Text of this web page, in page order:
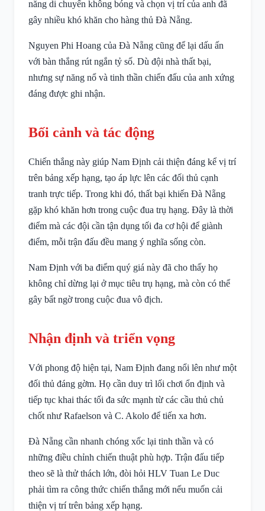
năng di chuyển không bóng và chọn vị trí của anh đã
gây nhiều khó khăn cho hàng thủ Đà Nẵng.
Nguyen Phi Hoang của Đà Nẵng cũng để lại dấu ấn
với bàn thắng rút ngắn tỷ số. Dù đội nhà thất bại,
nhưng sự năng nổ và tinh thần chiến đấu của anh xứng
đáng được ghi nhận.
Bối cảnh và tác động
Chiến thắng này giúp Nam Định cải thiện đáng kể vị trí
trên bảng xếp hạng, tạo áp lực lên các đối thủ cạnh
tranh trực tiếp. Trong khi đó, thất bại khiến Đà Nẵng
gặp khó khăn hơn trong cuộc đua trụ hạng. Đây là thời
điểm mà các đội cần tận dụng tối đa cơ hội để giành
điểm, mỗi trận đấu đều mang ý nghĩa sống còn.
Nam Định với ba điểm quý giá này đã cho thấy họ
không chỉ dừng lại ở mục tiêu trụ hạng, mà còn có thể
gây bất ngờ trong cuộc đua vô địch.
Nhận định và triển vọng
Với phong độ hiện tại, Nam Định đang nổi lên như một
đối thủ đáng gờm. Họ cần duy trì lối chơi ổn định và
tiếp tục khai thác tối đa sức mạnh từ các cầu thủ chủ
chốt như Rafaelson và C. Akolo để tiến xa hơn.
Đà Nẵng cần nhanh chóng xốc lại tinh thần và có
những điều chỉnh chiến thuật phù hợp. Trận đấu tiếp
theo sẽ là thử thách lớn, đòi hỏi HLV Tuan Le Duc
phải tìm ra công thức chiến thắng mới nếu muốn cải
thiện vị trí trên bảng xếp hạng.